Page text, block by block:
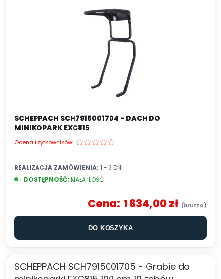
SCHEPPACH SCH7915001704 - DACH DO
MINIKOPARK EXC815
Ocena użytkowników:
DOSTĘPNOŚĆ: MAŁA ILOŚĆ
REALIZACJA ZAMÓWIENIA: 1 - 3 DNI
Cena: 1 634,00 zł
DO KOSZYKA
SCHEPPACH SCH7915001705 - Grabie do